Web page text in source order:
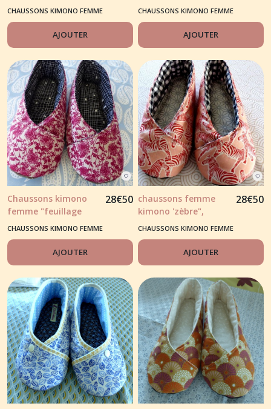
fond blanc
CHAUSSONS KIMONO FEMME
AJOUTER
coton et libellule"
CHAUSSONS KIMONO FEMME
AJOUTER
Chaussons kimono
femme "feuillage
framboise"
28€50
CHAUSSONS KIMONO FEMME
AJOUTER
chaussons femme
kimono 'zèbre",
couleur orange corail
28€50
CHAUSSONS KIMONO FEMME
AJOUTER